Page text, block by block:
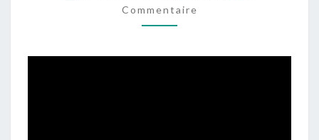
PAR
KINGS
Commentaire